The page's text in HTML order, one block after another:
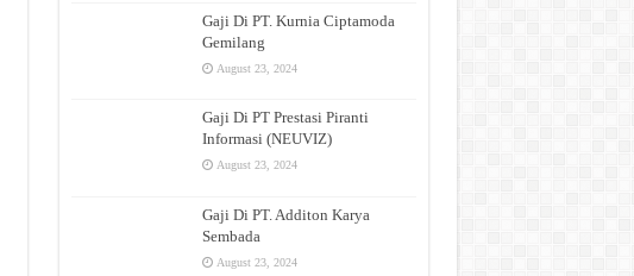
Gaji Di PT. Kurnia Ciptamoda
Gemilang
August 23, 2024
Gaji Di PT Prestasi Piranti
Informasi (NEUVIZ)
August 23, 2024
Gaji Di PT. Additon Karya
Sembada
August 23, 2024